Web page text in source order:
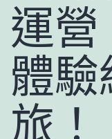
運營
體驗
旅！